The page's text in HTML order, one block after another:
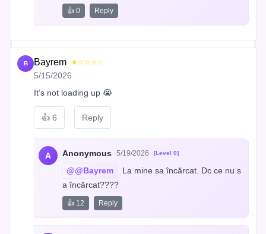
👍 0 Reply
B Bayrem ★☆☆☆☆
5/15/2026
It’s not loading up 😭
👍 6 Reply
A Anonymous 5/19/2026 [Level 0]
@@Bayrem
La mine sa încărcat. Dc ce nu s
a încărcat????
👍 12 Reply